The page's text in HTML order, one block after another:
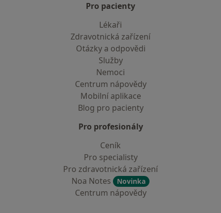
Pro pacienty
Lékaři
Zdravotnická zařízení
Otázky a odpovědi
Služby
Nemoci
Centrum nápovědy
Mobilní aplikace
Blog pro pacienty
Pro profesionály
Ceník
Pro specialisty
Pro zdravotnická zařízení
Noa Notes
Novinka
Centrum nápovědy